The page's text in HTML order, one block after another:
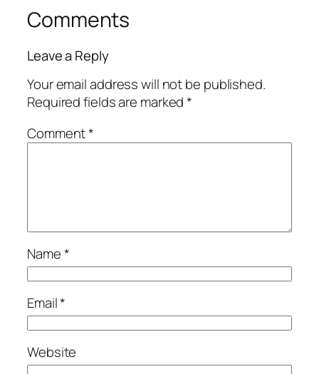
Comments
Leave a Reply
Your email address will not be published.
Required fields are marked*
Comment*
Name*
Email*
Website